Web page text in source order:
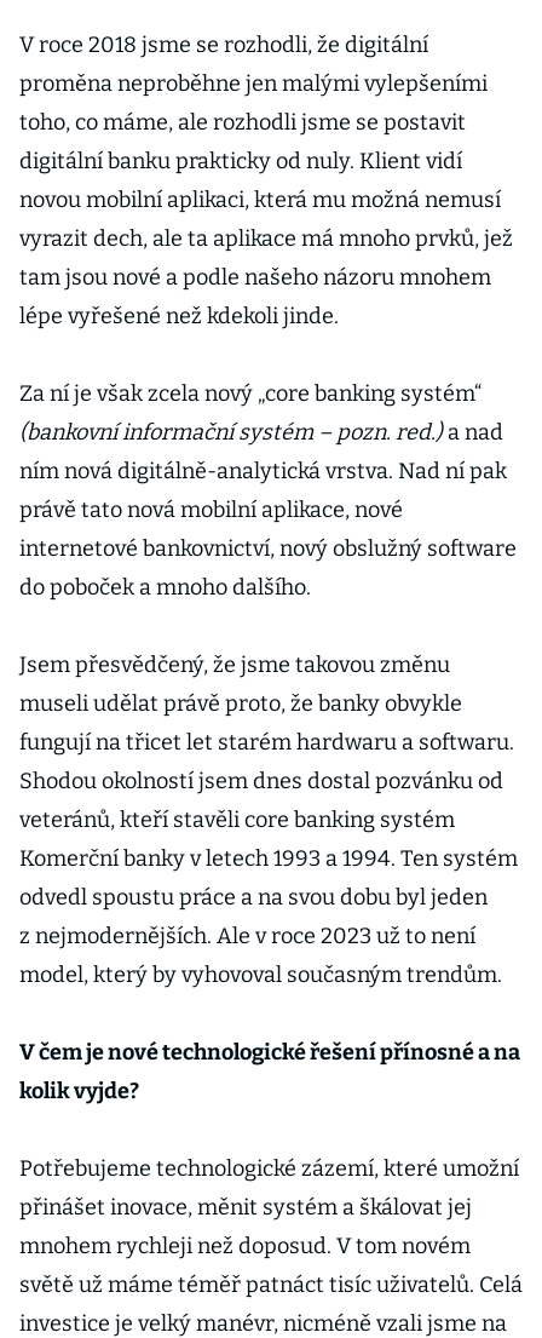
V roce 2018 jsme se rozhodli, že digitální
proměna neproběhne jen malými vylepšeními
toho, co máme, ale rozhodli jsme se postavit
digitální banku prakticky od nuly. Klient vidí
novou mobilní aplikaci, která mu možná nemusí
vyrazit dech, ale ta aplikace má mnoho prvků, jež
tam jsou nové a podle našeho názoru mnohem
lépe vyřešené než kdekoli jinde.
Za ní je však zcela nový „core banking systém“
(bankovní informační systém – pozn. red.)a nad
ním nová digitálně-analytická vrstva. Nad ní pak
právě tato nová mobilní aplikace, nové
internetové bankovnictví, nový obslužný software
do poboček a mnoho dalšího.
Jsem přesvědčený, že jsme takovou změnu
museli udělat právě proto, že banky obvykle
fungují na třicet let starém hardwaru a softwaru.
Shodou okolností jsem dnes dostal pozvánku od
veteránů, kteří stavěli core banking systém
Komerční banky v letech 1993 a 1994. Ten systém
odvedl spoustu práce a na svou dobu byl jeden
z nejmodernějších. Ale v roce 2023 už to není
model, který by vyhovoval současným trendům.
V čem je nové technologické řešení přínosné a na
kolik vyjde?
Potřebujeme technologické zázemí, které umožní
přinášet inovace, měnit systém a škálovat jej
mnohem rychleji než doposud. V tom novém
světě už máme téměř patnáct tisíc uživatelů. Celá
investice je velký manévr, nicméně vzali jsme na